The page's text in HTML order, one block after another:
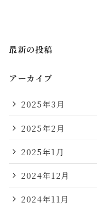
最新の投稿
アーカイブ
2025年3月
2025年2月
2025年1月
2024年12月
2024年11月